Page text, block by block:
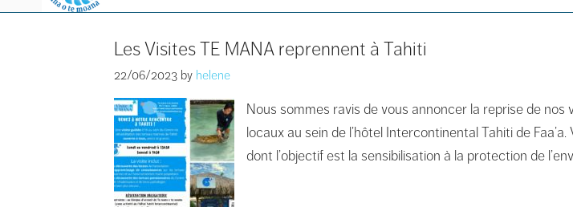
Les Visites TE MANA reprennent à Tahiti
22/06/2023 by helene
Nous sommes ravis de vous annoncer la reprise de
locaux au sein de l’hôtel Intercontinental Tahiti de
dont l’objectif est la sensibilisation à la protection de